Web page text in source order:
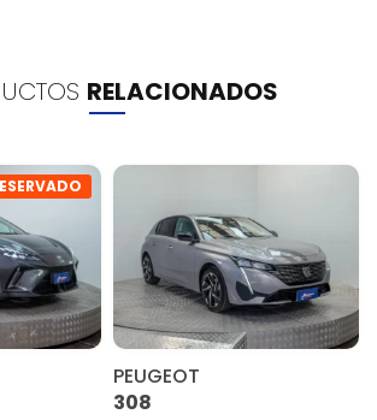
RELACIONADOS
PEUGEOT
308